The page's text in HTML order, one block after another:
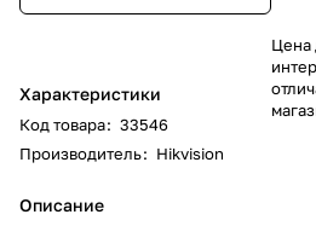
Характеристики
Код товара: 33546
Производитель: Hikvision
Описание
Цена